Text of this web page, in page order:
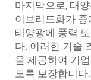
마지막으로, 태
이브리드화가
태양광에 풍력
다. 이러한 기술
을 제공하여 기
도록 보장합니